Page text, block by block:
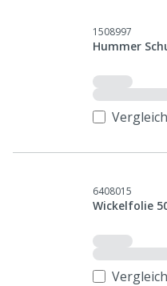
1508997
Hummer
6408015
Wickelfolie